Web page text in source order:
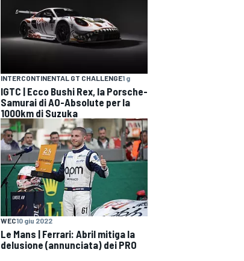
INTERCONTINENTAL GT CHALLENGE1 g
IGTC | Ecco Bushi Rex, la Porsche-
Samurai di AO-Absolute per la
1000km di Suzuka
WEC10 giu 2022
Le Mans | Ferrari: Abril mitiga la
delusione (annunciata) dei PRO